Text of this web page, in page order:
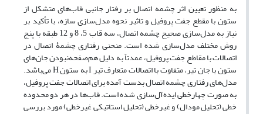
به منظور تعیین اثر چشمه اتصال بر رفتار جانبی قاب‌های متشکل از
ستون‌ با مقطع جفت پروفیل و تاثیر نحوه مدل‌سازی سازه، با تأکید بر
نیاز به مدل‌سازی صحیح چشمه اتصال‌، سه قاب 5، 8 و 12 طبقه با پنج
روش مختلف مدل‌سازی شده است. منحنی رفتاری چشمۀ اتصال در
اتصالات با مقاطع جفت پروفیل، عمدتاً به دلیل هم‌صفحه‌نبودن جان‌های
ستون با جان تیر، متفاوت با اتصالات متعارف تیر I به ستون H می‌باشد.
مدل‌های رفتاری چشمه اتصال بدست آمده برای اتصالات جفت پروفیل،
به صورت چهارخطی ایده‌آل‌سازی شده است. قاب‌ها در هر دو محدوده
خطی (تحلیل مودال) و غیرخطی (تحلیل استاتیکی غیرخطی) مورد بررسی